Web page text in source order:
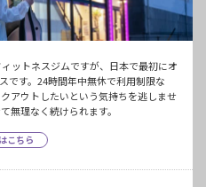
ットネスジムですが、日本で最初にオ
です。24時間年中無休で利用制限な
アウトしたいという気持ちを逃しませ
無理なく続けられます。
こちら